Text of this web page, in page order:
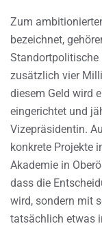
Zum
bezeichnet,
Standortpolitische
zusätzlich vier
diesem Geld wird
eingerichtet und
Vizepräsidentin.
konkrete Projekte
Akademie in
dass die
wird, sondern mit
tatsächlich etwas